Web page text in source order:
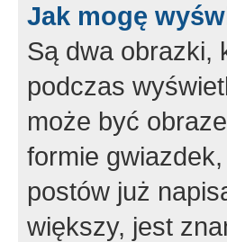
Jak mogę
Są dwa obrazki,
podczas
może być
formie
postów już
większy, jest